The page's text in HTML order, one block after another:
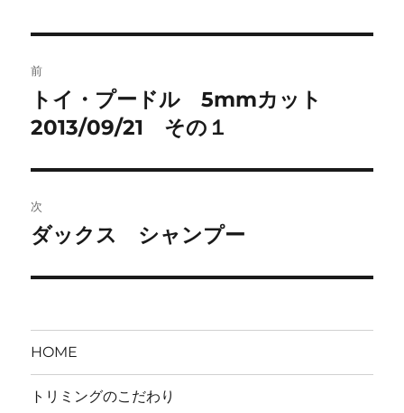
o
k
稿
ナ
ビ
ゲ
ー
シ
ン
前
前
の
稿:
トイ・プードル 5mmカット
2013/09/21 その１
次
次
投
ダックス シャンプー
HOME
トリミングのこだわり